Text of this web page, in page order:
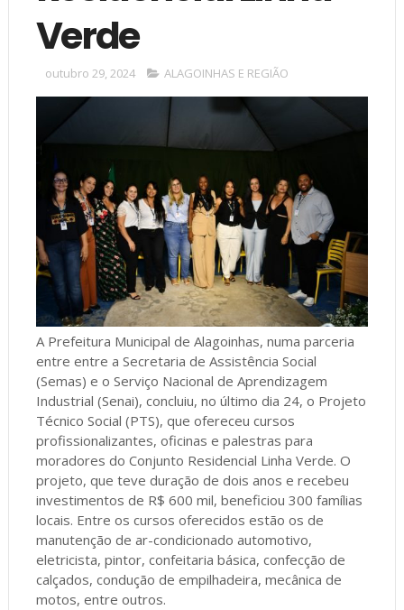
Verde
outubro 29, 2024 ALAGOINHAS E REGIÃO
A Prefeitura Municipal de Alagoinhas, numa parceria
entre entre a Secretaria de Assistência Social
(Semas) e o Serviço Nacional de Aprendizagem
Industrial (Senai), concluiu, no último dia 24, o Projeto
Técnico Social (PTS), que ofereceu cursos
profissionalizantes, oficinas e palestras para
moradores do Conjunto Residencial Linha Verde. O
projeto, que teve duração de dois anos e recebeu
investimentos de R$ 600 mil, beneficiou 300 famílias
locais. Entre os cursos oferecidos estão os de
manutenção de ar-condicionado automotivo,
eletricista, pintor, confeitaria básica, confecção de
calçados, condução de empilhadeira, mecânica de
motos, entre outros.